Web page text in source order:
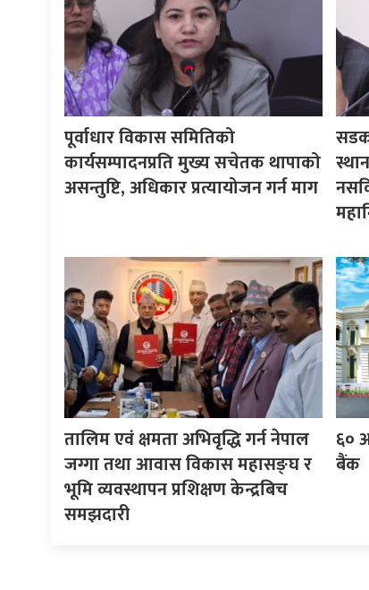
पूर्वाधार विकास समितिको
कार्यसम्पादनप्रति मुख्य सचेतक थापाको
असन्तुष्टि, अधिकार प्रत्यायोजन गर्न माग
सडक
तालिम एवं क्षमता अभिवृद्धि गर्न नेपाल
जग्गा तथा आवास विकास महासङ्घ र
भूमि व्यवस्थापन प्रशिक्षण केन्द्रबिच
समझदारी
६०
बैंक